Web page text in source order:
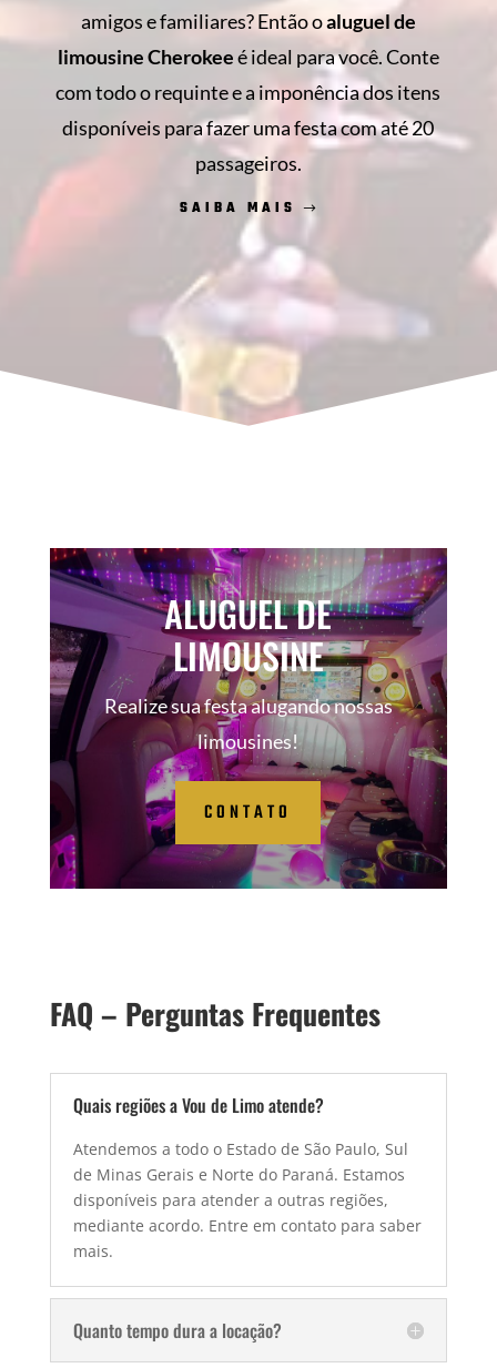
amigos e familiares? Então oaluguel de
limousine Cherokeeé ideal para você. Conte
com todo o requinte e a imponência dos itens
disponíveis para fazer uma festa com até 20
passageiros.
SAIBA MAIS
ALUGUEL DE
LIMOUSINE
Realize sua festa alugando nossas
limousines!
CONTATO
FAQ – Perguntas Frequentes
Quais regiões a Vou de Limo atende?
Atendemos a todo o Estado de São Paulo, Sul
de Minas Gerais e Norte do Paraná. Estamos
disponíveis para atender a outras regiões,
mediante acordo. Entre em contato para saber
mais.
Quanto tempo dura a locação?